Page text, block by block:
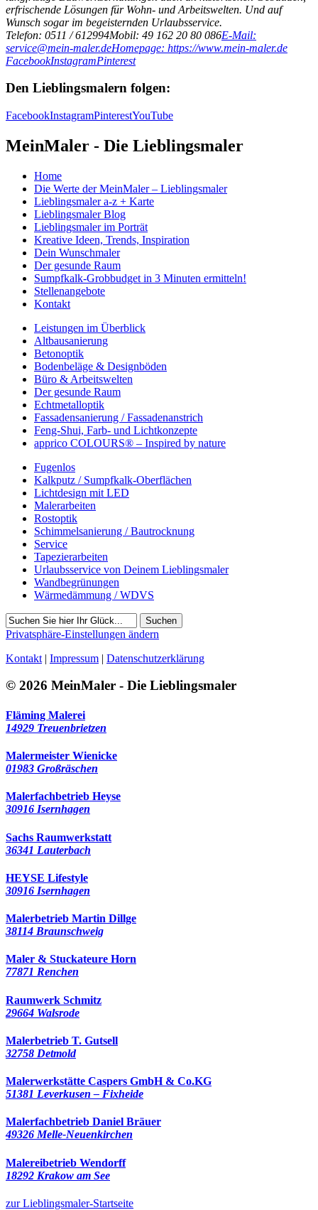
erfrischende Lösungen für Wohn- und Arbeitswelten. Und auf
Wunsch sogar im begeisternden Urlaubsservice.
Telefon: 0511 / 612994Mobil: 49 162 20 80 086E-Mail:
service@mein-maler.deHomepage: https://www.mein-maler.de
FacebookInstagramPinterest
Den Lieblingsmalern folgen:
FacebookInstagramPinterestYouTube
MeinMaler - Die Lieblingsmaler
Home
Die Werte der MeinMaler – Lieblingsmaler
Lieblingsmaler a-z + Karte
Lieblingsmaler Blog
Lieblingsmaler im Porträt
Kreative Ideen, Trends, Inspiration
Dein Wunschmaler
Der gesunde Raum
Sumpfkalk-Grobbudget in 3 Minuten ermitteln!
Stellenangebote
Kontakt
Leistungen im Überblick
Altbausanierung
Betonoptik
Bodenbeläge & Designböden
Büro & Arbeitswelten
Der gesunde Raum
Echtmetalloptik
Fassadensanierung / Fassadenanstrich
Feng-Shui, Farb- und Lichtkonzepte
apprico COLOURS® – Inspired by nature
Fugenlos
Kalkputz / Sumpfkalk-Oberflächen
Lichtdesign mit LED
Malerarbeiten
Rostoptik
Schimmelsanierung / Bautrocknung
Service
Tapezierarbeiten
Urlaubsservice von Deinem Lieblingsmaler
Wandbegrünungen
Wärmedämmung / WDVS
Suchen
Privatsphäre-Einstellungen ändern
Kontakt | Impressum | Datenschutzerklärung
© 2026 MeinMaler - Die Lieblingsmaler
Fläming Malerei
14929 Treuenbrietzen
Malermeister Wienicke
01983 Großräschen
Malerfachbetrieb Heyse
30916 Isernhagen
Sachs Raumwerkstatt
36341 Lauterbach
HEYSE Lifestyle
30916 Isernhagen
Malerbetrieb Martin Dillge
38114 Braunschweig
Maler & Stuckateure Horn
77871 Renchen
Raumwerk Schmitz
29664 Walsrode
Malerbetrieb T. Gutsell
32758 Detmold
Malerwerkstätte Caspers GmbH & Co.KG
51381 Leverkusen – Fixheide
Malerfachbetrieb Daniel Bräuer
49326 Melle-Neuenkirchen
Malereibetrieb Wendorff
18292 Krakow am See
zur Lieblingsmaler-Startseite